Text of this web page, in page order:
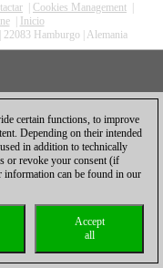
Cookies Management
|
Inicio
22083 Hamburgo | Alemania
certain functions, to improve
Depending on their intended
in addition to technically
or revoke your consent (if
information can be found in our
Accept
all